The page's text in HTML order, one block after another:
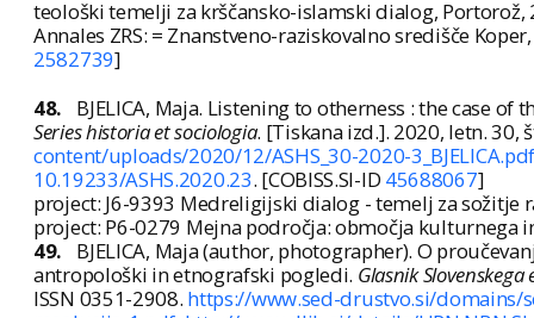
teološki temelji za krščansko-islamski dialog, Portorož,
Annales ZRS: = Znanstveno-raziskovalno središče
2582739]
48.
BJELICA, Maja. Listening to otherness : the case of
Series historia et sociologia. [Tiskana izd.]. 2020, letn. 30,
content/uploads/2020/12/ASHS_30-2020-
10.19233/ASHS.2020.23. [COBISS.SI-ID 45688067]
project: J6-9393 Medreligijski dialog - temelj za sožitje
project: P6-0279 Mejna področja: območja kulturnega
49.
BJELICA, Maja (author, photographer). O
antropološki in etnografski pogledi. Glasnik
ISSN 0351-2908. https://www.sed-drustvo.si/